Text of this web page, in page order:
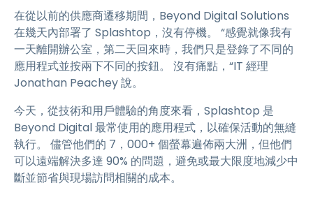
在從以前的供應商遷移期間，Beyond Digital Solutions
在幾天內部署了 Splashtop，沒有停機。 “感覺就像我有
一天離開辦公室，第二天回來時，我們只是登錄了不同的
應用程式並按兩下不同的按鈕。 沒有痛點，“IT 經理
Jonathan Peachey 說。
今天，從技術和用戶體驗的角度來看，Splashtop 是
Beyond Digital 最常使用的應用程式，以確保活動的無縫
執行。 儘管他們的 7，000+ 個螢幕遍佈兩大洲，但他們
可以遠端解決多達 90% 的問題，避免或最大限度地減少中
斷並節省與現場訪問相關的成本。